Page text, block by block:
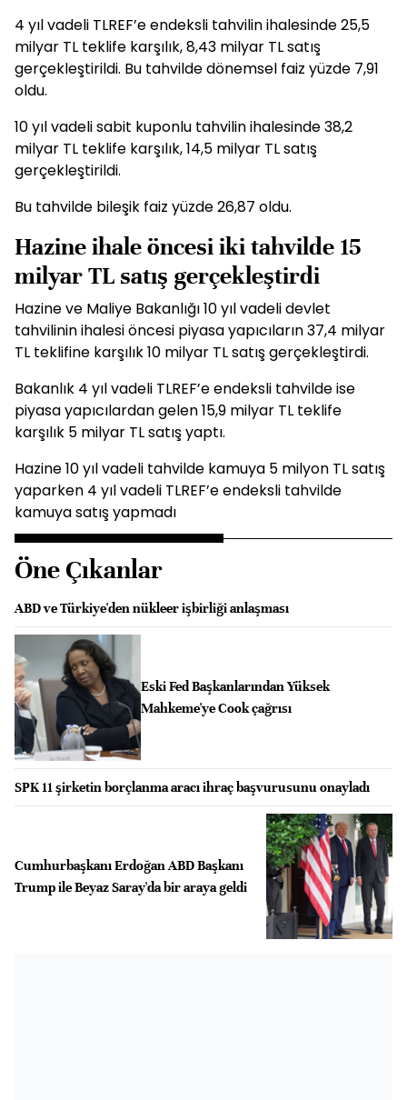
4 yıl vadeli TLREF’e endeksli tahvilin ihalesinde 25,5
milyar TL teklife karşılık, 8,43 milyar TL satış
gerçekleştirildi. Bu tahvilde dönemsel faiz yüzde 7,91
oldu.
10 yıl vadeli sabit kuponlu tahvilin ihalesinde 38,2
milyar TL teklife karşılık, 14,5 milyar TL satış
gerçekleştirildi.
Bu tahvilde bileşik faiz yüzde 26,87 oldu.
Hazine ihale öncesi iki tahvilde 15
milyar TL satış gerçekleştirdi
Hazine ve Maliye Bakanlığı 10 yıl vadeli devlet
tahvilinin ihalesi öncesi piyasa yapıcıların 37,4 milyar
TL teklifine karşılık 10 milyar TL satış gerçekleştirdi.
Bakanlık 4 yıl vadeli TLREF’e endeksli tahvilde ise
piyasa yapıcılardan gelen 15,9 milyar TL teklife
karşılık 5 milyar TL satış yaptı.
Hazine 10 yıl vadeli tahvilde kamuya 5 milyon TL satış
yaparken 4 yıl vadeli TLREF’e endeksli tahvilde
kamuya satış yapmadı
Öne Çıkanlar
ABD ve Türkiye'den nükleer işbirliği anlaşması
Eski Fed Başkanlarından Yüksek
Mahkeme'ye Cook çağrısı
SPK 11 şirketin borçlanma aracı ihraç başvurusunu onayladı
Cumhurbaşkanı Erdoğan ABD Başkanı
Trump ile Beyaz Saray'da bir araya geldi